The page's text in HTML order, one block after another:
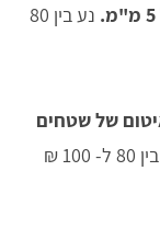
נע בין 80
של שטחים
100 ₪